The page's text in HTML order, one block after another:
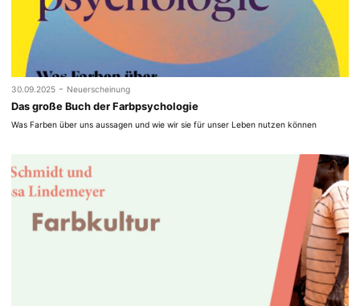
30.09.2025 - Neuerscheinung
Das große Buch der Farbpsychologie
Was Farben über uns aussagen und wie wir sie für unser Leben nutzen können